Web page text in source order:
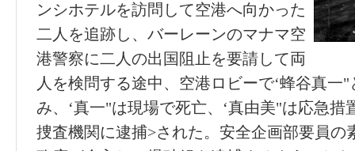
ンシホテルを訪問して空港へ向かった
二人を追跡し、バーレーンのマナマ空
港警察に二人の出国阻止を要請して両
人を検問する途中、空港ロビーで‘蜂谷真一
み、‘真一"は現場で死亡、‘真由美"は応急措
捜査機関に逮捕>された。安全企画部要員の